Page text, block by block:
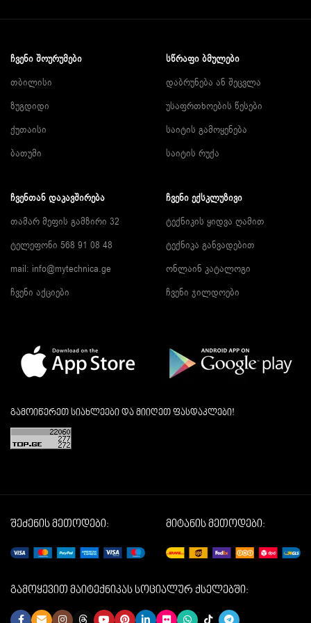
ᲩᲕᲔᲜᲘ ᲨᲝᲣᲠᲣᲛᲔᲑᲘ
თბილისი
ზუგდიდი
ქუთაისი
ბათუმი
ᲡᲬᲠᲐᲤᲘ ᲑᲛᲣᲚᲔᲑᲘ
დაბრუნება ან შეცვლა
უსაფრთხოების წესები
საიტის გამოყენება
საიტის რუქა
ᲩᲕᲔᲜᲗᲐᲜ ᲓᲐᲙᲐᲕᲨᲘᲠᲔᲑᲐ
თამარ მეფის გამზირი 32
ტელეფონი 568 91 08 48
mail: info@mytechnica.ge
ჩვენი აქციები
ᲩᲕᲔᲜᲘ ᲔᲥᲡᲙᲚᲣᲖᲘᲕᲘ
ტექნიკის ყიდვა ღამით
ტექნიკა განვადებით
ონლაინ კატალოგი
ჩვენი ჯილდოები
გამოიწერეთ სიახლეები და მიიღეთ ფასდაკლები!
შეძენის მეთოდები: მიტანის მეთოდები:
გამოყევით მაიტექნიკას სოციალურ ქსელებში: